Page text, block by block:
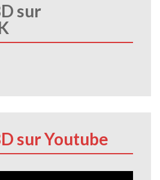
sur
sur Youtube